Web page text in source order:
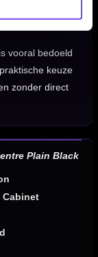
vooral bedoeld
keuze
zonder direct
Plain Black
Cabinet